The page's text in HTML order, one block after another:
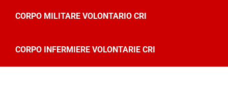
CORPO MILITARE VOLONTARIO CRI
CORPO INFERMIERE VOLONTARIE CRI